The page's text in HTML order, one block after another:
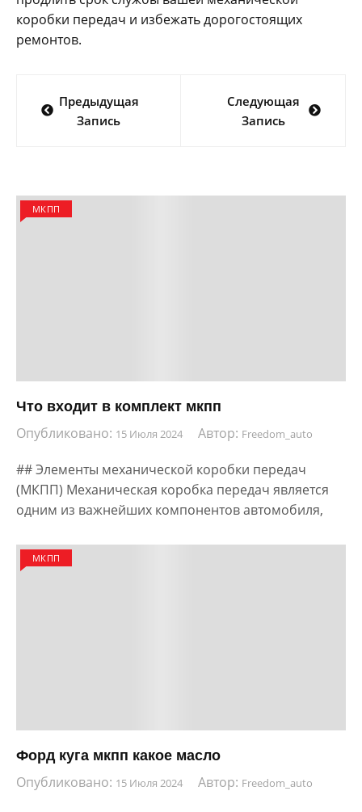
коробки передач и избежать дорогостоящих
ремонтов.
по
Предыдущая
Запись
Следующая
Запись
МКПП
Что входит в комплект мкпп
Опубликовано: 15 Июля 2024 Автор: Freedom_auto
## Элементы механической коробки передач
(МКПП) Механическая коробка передач является
одним из важнейших компонентов автомобиля,
МКПП
Форд куга мкпп какое масло
Опубликовано: 15 Июля 2024 Автор: Freedom_auto